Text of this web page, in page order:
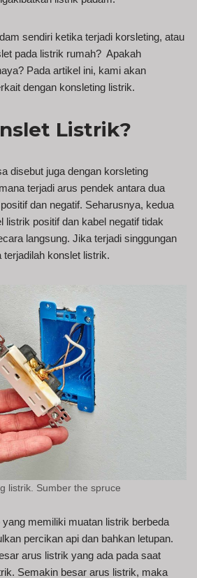
sendiri ketika terjadi korsleting, atau
pada listrik rumah? Apakah
Pada artikel ini, kami akan
dengan konsleting listrik.
Listrik?
disebut juga dengan korsleting
terjadi arus pendek antara dua
dan negatif. Seharusnya, kedua
listrik positif dan kabel negatif tidak
langsung. Jika terjadi singgungan
konslet listrik.
listrik. Sumber the spruce
memiliki muatan listrik berbeda
percikan api dan bahkan letupan.
arus listrik yang ada pada saat
Semakin besar arus listrik, maka